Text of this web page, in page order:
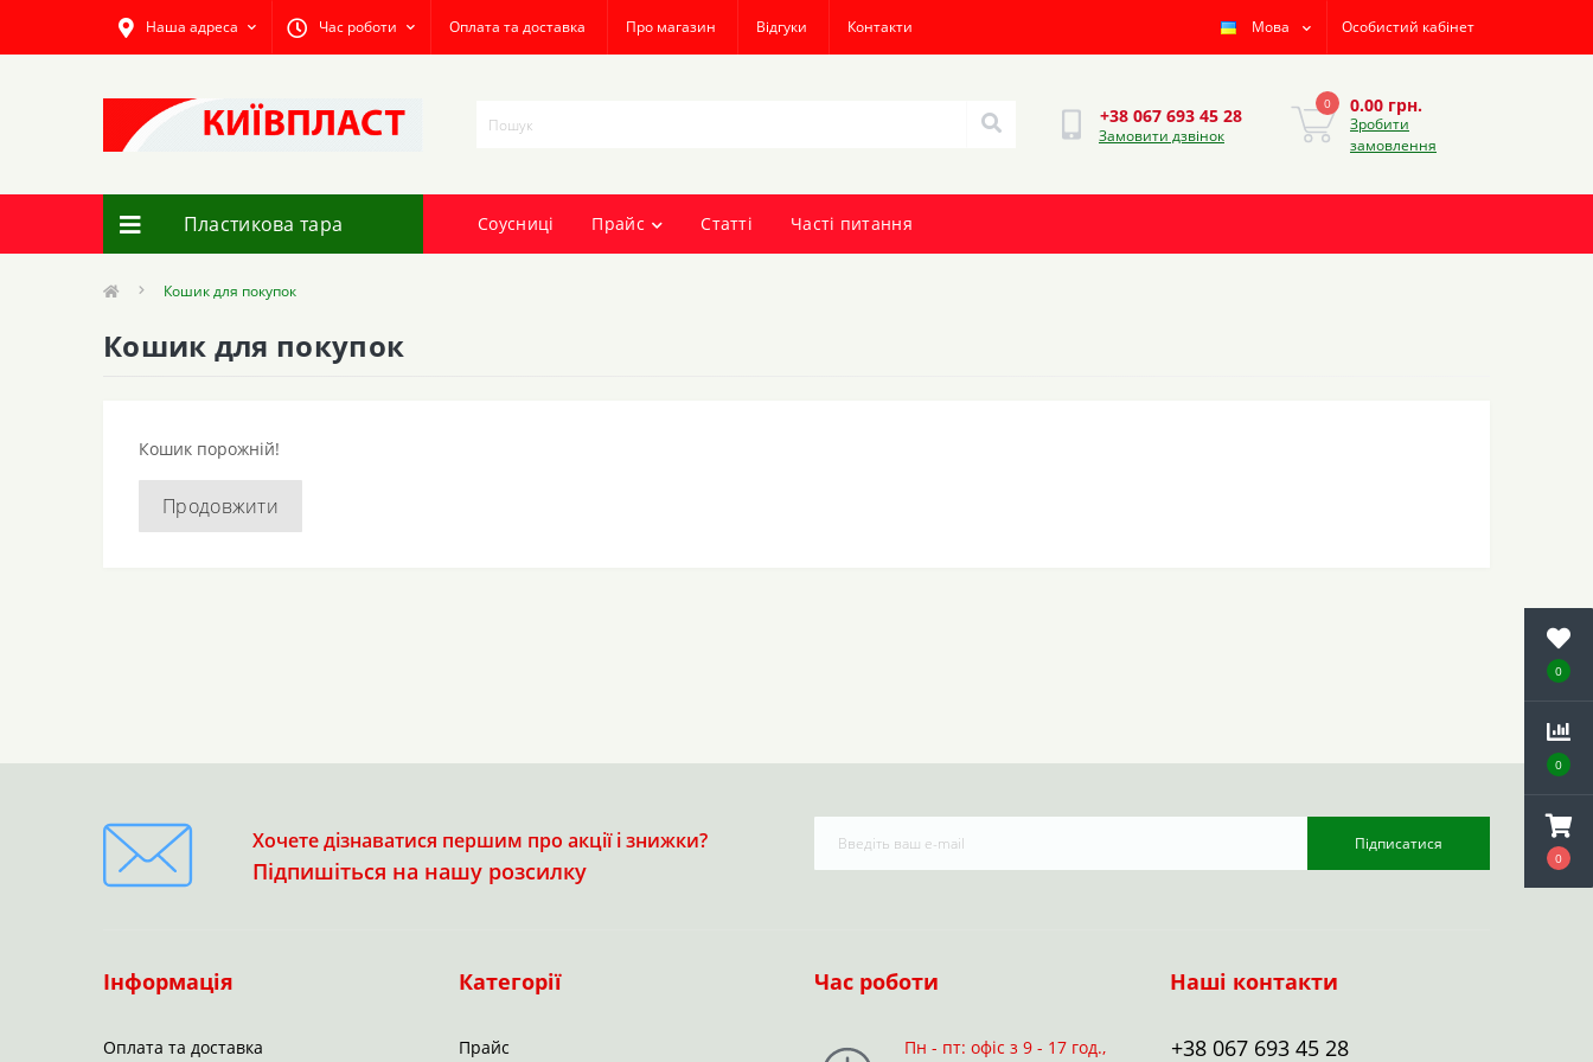
0
0
0
Наша адреса Час роботи Оплата та доставка Про магазин Відгуки Контакти Мова Особистий кабінет
+38 067 693 45 28
Замовити дзвінок
0 0.00 грн.
Зробити
замовлення
Пластикова тара Соусниці Прайс Статті Часті питання
Кошик для покупок
Кошик для покупок
Кошик порожній!
Продовжити
Хочете дізнаватися першим про акції і знижки?
Підпишіться на нашу розсилку
Підписатися
Інформація
Оплата та доставка
Категорії
Прайс
Час роботи
Пн - пт: офіс з 9 - 17 год.,
Наші контакти
+38 067 693 45 28